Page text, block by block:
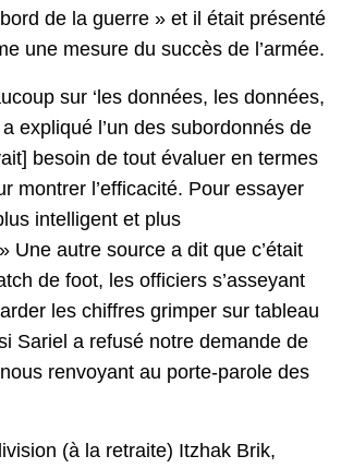
de la guerre » et il était présenté
une mesure du succès de l’armée.
sur ‘les données, les données,
expliqué l’un des subordonnés de
besoin de tout évaluer en termes
montrer l’efficacité. Pour essayer
intelligent et plus
Une autre source a dit que c’était
de foot, les officiers s’asseyant
les chiffres grimper sur tableau
Sariel a refusé notre demande de
renvoyant au porte-parole des
(à la retraite) Itzhak Brik,